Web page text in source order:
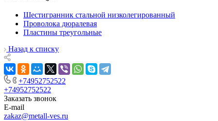
Шестигранник стальной низколегированный
Проволока дюралевая
Пластины треугольные
Назад к списку
+74952752522
+74952752522
Заказать звонок
E-mail
zakaz@metall-ves.ru